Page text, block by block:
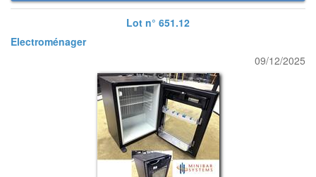
Lot n° 651.12
Electroménager
09/12/2025